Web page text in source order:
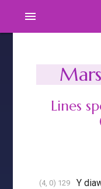
menu
Lines
(4, 0) 129
Y